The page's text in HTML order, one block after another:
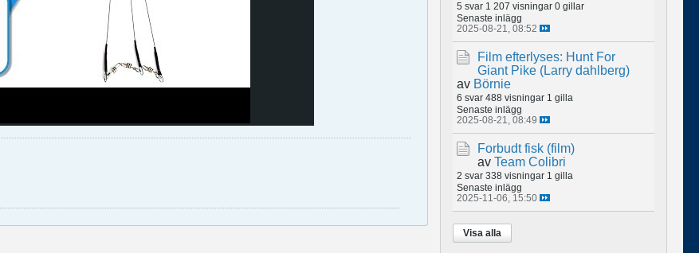
5 svar 1 207 visningar 0 gillar
Senaste inlägg
2025-08-21, 08:52
Film efterlyses: Hunt For
Giant Pike (Larry dahlberg)
av Börnie
6 svar 488 visningar 1 gilla
Senaste inlägg
2025-08-21, 08:49
Forbudt fisk (film)
av Team Colibri
2 svar 338 visningar 1 gilla
Senaste inlägg
2025-11-06, 15:50
Visa alla